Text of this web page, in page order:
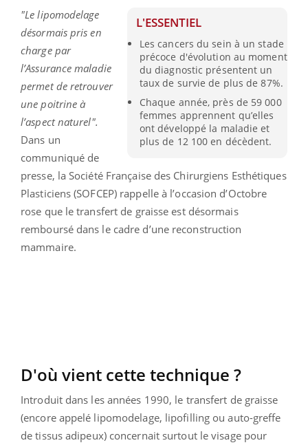
L'ESSENTIEL
Les cancers du sein à un stade
précoce d'évolution au moment
du diagnostic présentent un
taux de survie de plus de 87%.
Chaque année, près de 59 000
femmes apprennent qu’elles
ont développé la maladie et
plus de 12 100 en décèdent.
"Le lipomodelage
désormais pris en
charge par
l’Assurance maladie
permet de retrouver
une poitrine à
l’aspect naturel".
Dans un
communiqué de
presse, la Société Française des Chirurgiens Esthétiques
Plasticiens (SOFCEP) rappelle à l’occasion d’Octobre
rose que le transfert de graisse est désormais
remboursé dans le cadre d’une reconstruction
mammaire.
D'où vient cette technique ?
Introduit dans les années 1990, le transfert de graisse
(encore appelé lipomodelage, lipofilling ou auto-greffe
de tissus adipeux) concernait surtout le visage pour